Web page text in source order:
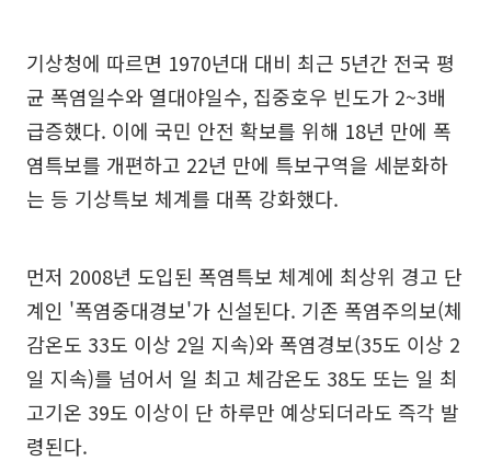
기상청에 따르면 1970년대 대비 최근 5년간 전국 평
균 폭염일수와 열대야일수, 집중호우 빈도가 2~3배
급증했다. 이에 국민 안전 확보를 위해 18년 만에 폭
염특보를 개편하고 22년 만에 특보구역을 세분화하
는 등 기상특보 체계를 대폭 강화했다.
먼저 2008년 도입된 폭염특보 체계에 최상위 경고 단
계인 '폭염중대경보'가 신설된다. 기존 폭염주의보(체
감온도 33도 이상 2일 지속)와 폭염경보(35도 이상 2
일 지속)를 넘어서 일 최고 체감온도 38도 또는 일 최
고기온 39도 이상이 단 하루만 예상되더라도 즉각 발
령된다.